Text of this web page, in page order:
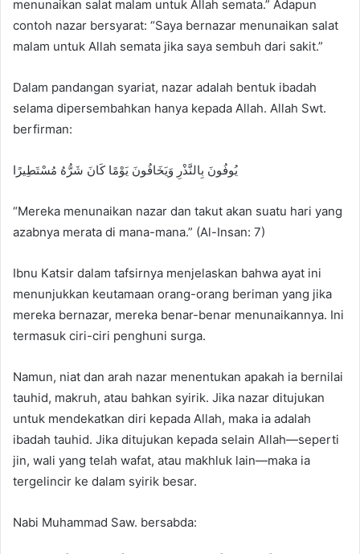
menunaikan salat malam untuk Allah semata.” Adapun
contoh nazar bersyarat: “Saya bernazar menunaikan salat
malam untuk Allah semata jika saya sembuh dari sakit.”
Dalam pandangan syariat, nazar adalah bentuk ibadah
selama dipersembahkan hanya kepada Allah. Allah Swt.
berfirman:
يُوفُونَ بِالنَّذْرِ وَيَخَافُونَ يَوْمًا كَانَ شَرُّهُ مُسْتَطِيرًا
“Mereka menunaikan nazar dan takut akan suatu hari yang
azabnya merata di mana-mana.” (Al-Insan: 7)
Ibnu Katsir dalam tafsirnya menjelaskan bahwa ayat ini
menunjukkan keutamaan orang-orang beriman yang jika
mereka bernazar, mereka benar-benar menunaikannya. Ini
termasuk ciri-ciri penghuni surga.
Namun, niat dan arah nazar menentukan apakah ia bernilai
tauhid, makruh, atau bahkan syirik. Jika nazar ditujukan
untuk mendekatkan diri kepada Allah, maka ia adalah
ibadah tauhid. Jika ditujukan kepada selain Allah—seperti
jin, wali yang telah wafat, atau makhluk lain—maka ia
tergelincir ke dalam syirik besar.
Nabi Muhammad Saw. bersabda: